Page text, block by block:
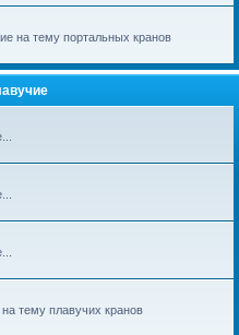
на тему портальных кранов
тему плавучих кранов